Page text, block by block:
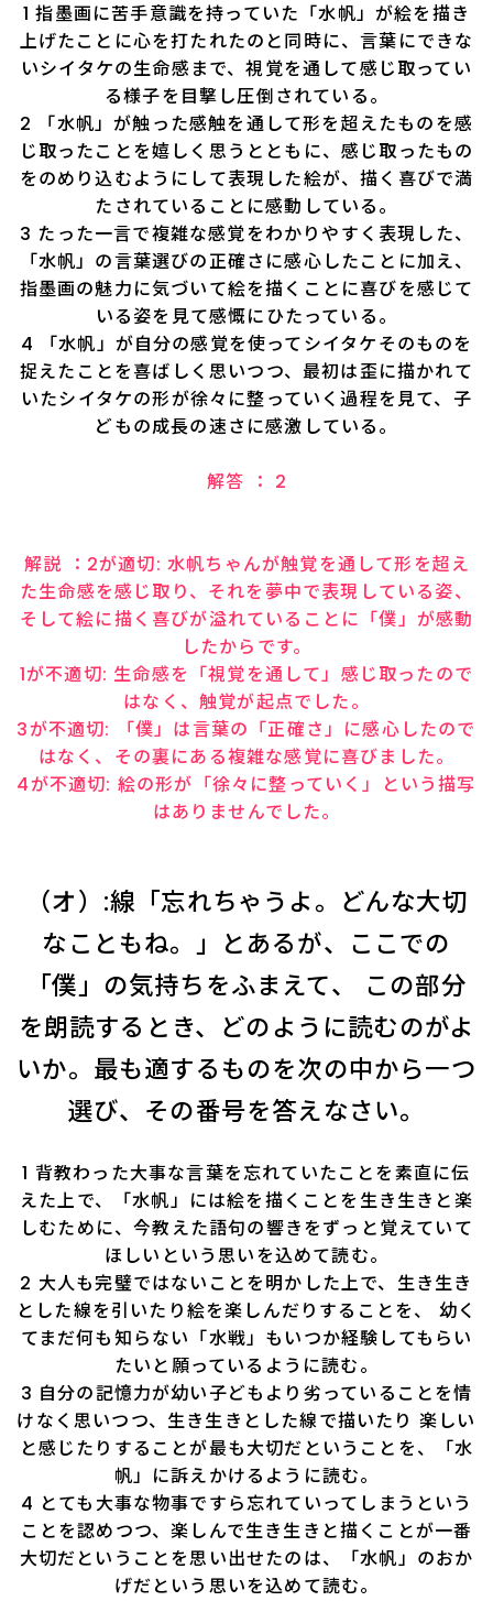
1 指墨画に苦手意識を持っていた「水帆」が絵を描き
上げたことに心を打たれたのと同時に、言葉にできな
いシイタケの生命感まで、視覚を通して感じ取ってい
る様子を目撃し圧倒されている。
2 「水帆」が触った感触を通して形を超えたものを感
じ取ったことを嬉しく思うとともに、感じ取ったもの
をのめり込むようにして表現した絵が、描く喜びで満
たされていることに感動している。
3 たった一言で複雑な感覚をわかりやすく表現した、
「水帆」の言葉選びの正確さに感心したことに加え、
指墨画の魅力に気づいて絵を描くことに喜びを感じて
いる姿を見て感慨にひたっている。
4 「水帆」が自分の感覚を使ってシイタケそのものを
捉えたことを喜ばしく思いつつ、最初は歪に描かれて
いたシイタケの形が徐々に整っていく過程を見て、子
どもの成長の速さに感激している。
解答 ： 2
解説 ：2が適切: 水帆ちゃんが触覚を通して形を超え
た生命感を感じ取り、それを夢中で表現している姿、
そして絵に描く喜びが溢れていることに「僕」が感動
したからです。
1が不適切: 生命感を「視覚を通して」感じ取ったので
はなく、触覚が起点でした。
3が不適切: 「僕」は言葉の「正確さ」に感心したので
はなく、その裏にある複雑な感覚に喜びました。
4が不適切: 絵の形が「徐々に整っていく」という描写
はありませんでした。
（オ）:線「忘れちゃうよ。どんな大切
なこともね。」とあるが、ここでの
「僕」の気持ちをふまえて、 この部分
を朗読するとき、どのように読むのがよ
いか。最も適するものを次の中から一つ
選び、その番号を答えなさい。
1 背教わった大事な言葉を忘れていたことを素直に伝
えた上で、「水帆」には絵を描くことを生き生きと楽
しむために、今教えた語句の響きをずっと覚えていて
ほしいという思いを込めて読む。
2 大人も完璧ではないことを明かした上で、生き生き
とした線を引いたり絵を楽しんだりすることを、 幼く
てまだ何も知らない「水戦」もいつか経験してもらい
たいと願っているように読む。
3 自分の記憶力が幼い子どもより劣っていることを情
けなく思いつつ、生き生きとした線で描いたり 楽しい
と感じたりすることが最も大切だということを、「水
帆」に訴えかけるように読む。
4 とても大事な物事ですら忘れていってしまうという
ことを認めつつ、楽しんで生き生きと描くことが一番
大切だということを思い出せたのは、「水帆」のおか
げだという思いを込めて読む。